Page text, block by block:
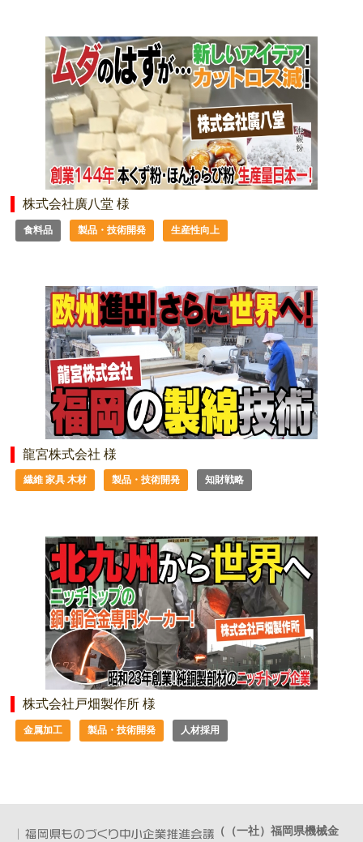
株式会社廣八堂 様
食料品 製品・技術開発 生産性向上
龍宮株式会社 様
繊維 家具 木材 製品・技術開発 知財戦略
株式会社戸畑製作所 様
金属加工 製品・技術開発 人材採用
（（一社）福岡県機械金